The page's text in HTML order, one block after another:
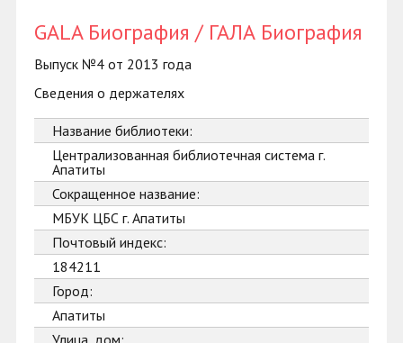
GALA Биография / ГАЛА Биография
Выпуск №4 от 2013 года
Сведения о держателях
Название библиотеки:
Централизованная библиотечная система г.
Апатиты
Сокращенное название:
МБУК ЦБС г. Апатиты
Почтовый индекс:
184211
Город:
Апатиты
Улица, дом: